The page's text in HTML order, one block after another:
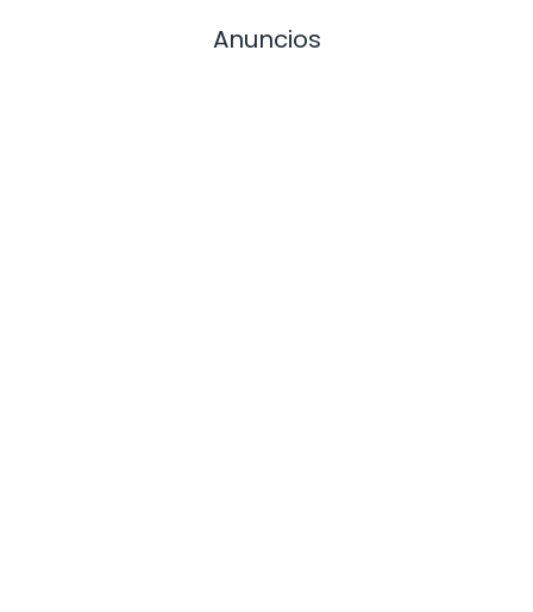
Anuncios